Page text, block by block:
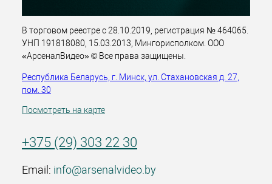
В торговом реестре с 28.10.2019, регистрация № 464065.
УНП 191818080, 15.03.2013, Мингорисполком. ООО
«АрсеналВидео» © Все права защищены.
Республика Беларусь, г. Минск, ул. Стахановская д. 27,
пом. 30
Посмотреть на карте
+375 (29) 303 22 30
Email: info@arsenalvideo.by